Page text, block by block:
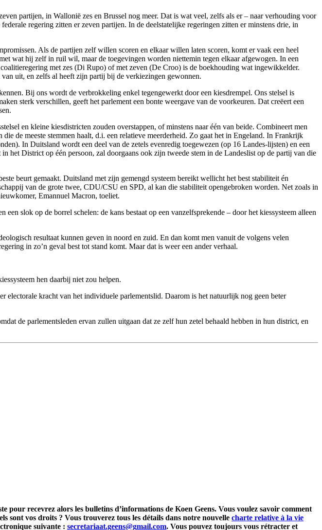
partijen, in Wallonië zes en Brussel nog meer. Dat is wat veel, zelfs als er – naar verhouding voor
regering zitten er zeven partijen. In de deelstatelijke regeringen zitten er minstens drie, in
Als de partijen zelf willen scoren en elkaar willen laten scoren, komt er vaak een heel
wat hij zelf in ruil wil, maar de toegevingen worden niettemin tegen elkaar afgewogen. In een
met zes (Di Rupo) of met zeven (De Croo) is de boekhouding wat ingewikkelder.
uit, en zelfs al heeft zijn partij bij de verkiezingen gewonnen.
Bij ons wordt de verbrokkeling enkel tegengewerkt door een kiesdrempel. Ons stelsel is
sterk verschillen, geeft het parlement een bonte weergave van de voorkeuren. Dat creëert een
en kleine kiesdistricten zouden overstappen, of minstens naar één van beide. Combineert men
de meeste stemmen haalt, d.i. een relatieve meerderheid. Zo gaat het in Engeland. In Frankrijk
In Duitsland wordt een deel van de zetels evenredig toegewezen (op 16 Landes-lijsten) en een
het District op één persoon, zal doorgaans ook zijn tweede stem in de Landeslist op de partij van die
beurt gemaakt. Duitsland met zijn gemengd systeem bereikt wellicht het best stabiliteit én
van de grote twee, CDU/CSU en SPD, al kan die stabiliteit opengebroken worden. Net zoals in
Emannuel Macron, toeliet.
slok op de borrel schelen: de kans bestaat op een vanzelfsprekende – door het kiessysteem alleen
resultaat kunnen geven in noord en zuid. En dan komt men vanuit de volgens velen
in zo’n geval best tot stand komt. Maar dat is weer een ander verhaal.
hen daarbij niet zou helpen.
kracht van het individuele parlementslid. Daarom is het natuurlijk nog geen beter
de parlementsleden ervan zullen uitgaan dat ze zelf hun zetel behaald hebben in hun district, en
pour recevrez alors les bulletins d’informations de Koen Geens. Vous voulez savoir comment
sont vos droits ? Vous trouverez tous les détails dans notre nouvelle charte relative à la vie
suivante : secretariaat.geens@gmail.com. Vous pouvez toujours vous rétracter et